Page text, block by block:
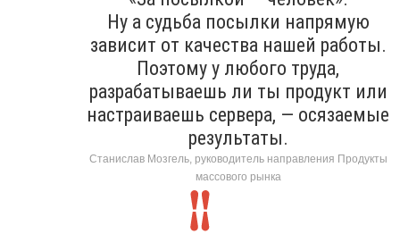
Ну а судьба посылки напрямую
зависит от качества нашей работы.
Поэтому у любого труда,
разрабатываешь ли ты продукт или
настраиваешь сервера, — осязаемые
результаты.
Станислав Мозгель, руководитель направления Продукты
массового рынка